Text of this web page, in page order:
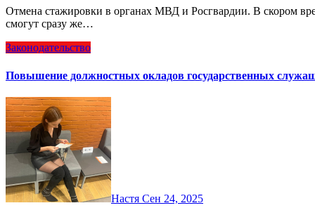
Отмена стажировки в органах МВД и Росгвардии. В скором времени поступившие на службу сотрудники полиции
смогут сразу же…
Законодательство
Повышение должностных окладов государственных
Настя Сен 24, 2025